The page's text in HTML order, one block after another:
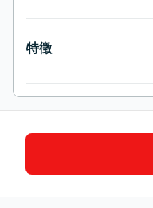
特徴